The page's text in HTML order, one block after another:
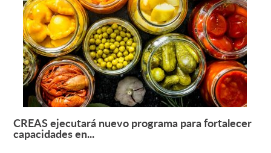
Leer más +
CREAS ejecutará nuevo programa para fortalecer
capacidades en...